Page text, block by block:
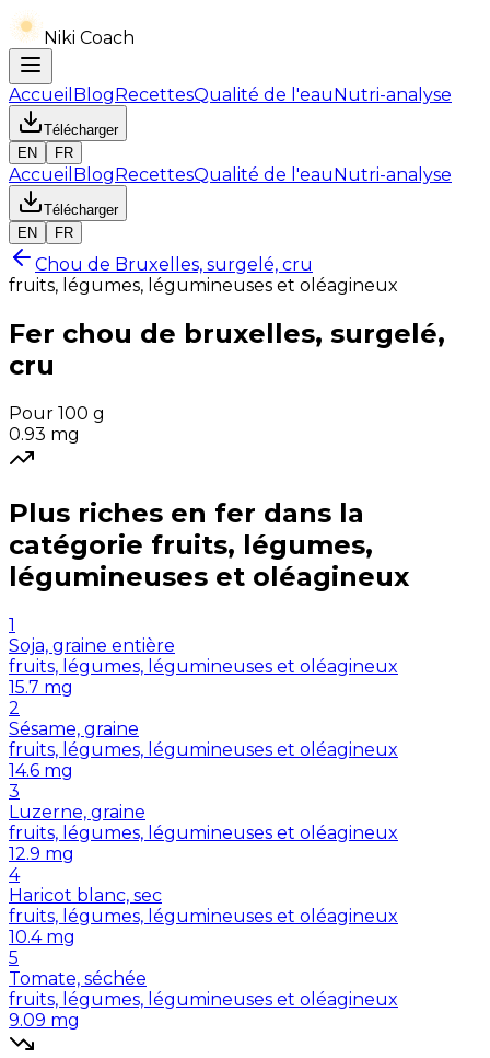
Niki Coach
Accueil BlogRecettesQualité de l'eauNutri-analyse
Télécharger
EN
FR
Accueil BlogRecettesQualité de l'eauNutri-analyse
Télécharger
EN
FR
Chou de Bruxelles, surgelé, cru
fruits, légumes, légumineuses et oléagineux
Fer chou de bruxelles, surgelé,
cru
Pour 100 g
0.93 mg
Plus riches en fer dans la
catégorie fruits, légumes,
légumineuses et oléagineux
1
Soja, graine entière
fruits, légumes, légumineuses et oléagineux
15.7 mg
2
Sésame, graine
fruits, légumes, légumineuses et oléagineux
14.6 mg
3
Luzerne, graine
fruits, légumes, légumineuses et oléagineux
12.9 mg
4
Haricot blanc, sec
fruits, légumes, légumineuses et oléagineux
10.4 mg
5
Tomate, séchée
fruits, légumes, légumineuses et oléagineux
9.09 mg